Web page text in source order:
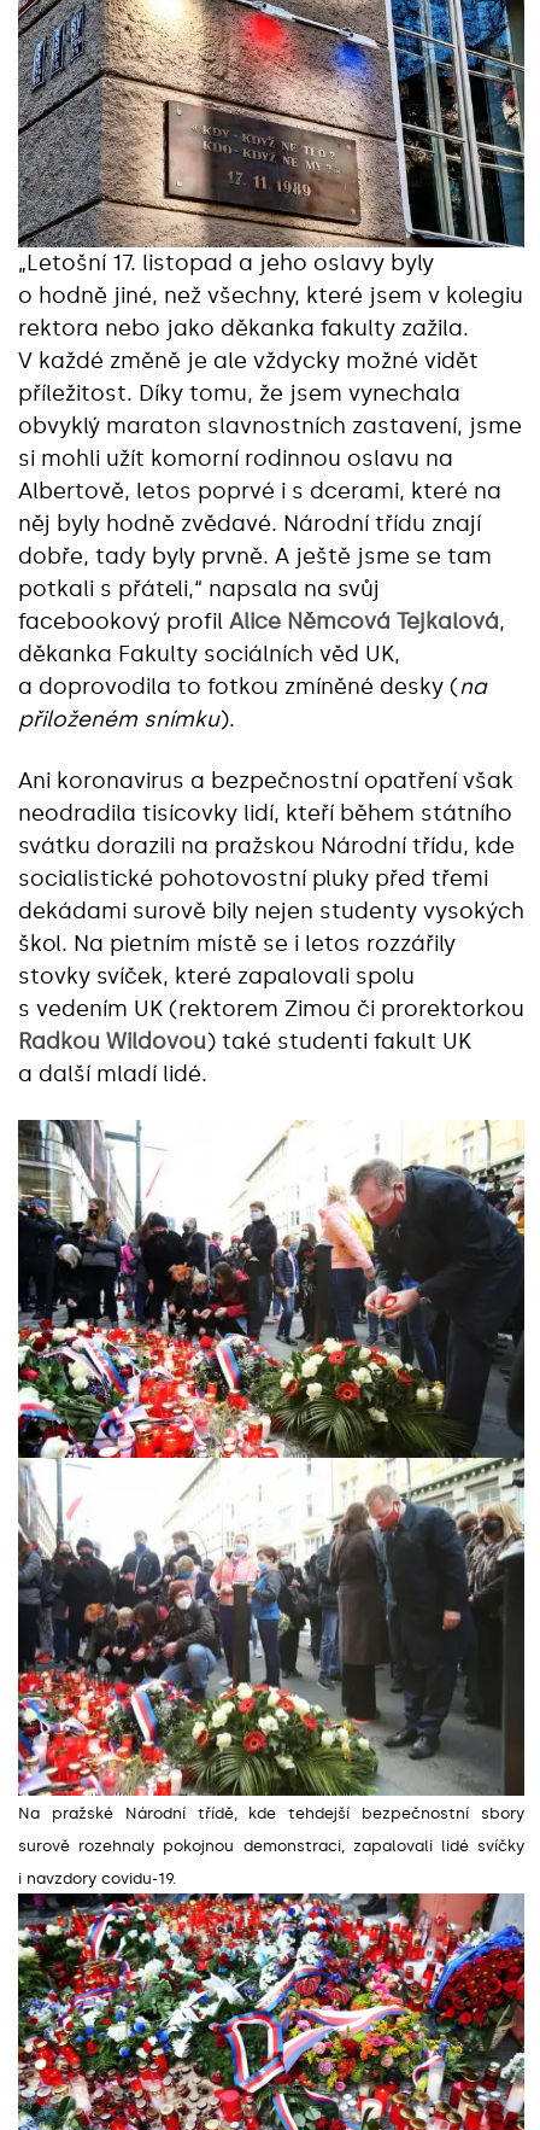
„Letošní 17. listopad a jeho oslavy byly
o hodně jiné, než všechny, které jsem v kolegiu
rektora nebo jako děkanka fakulty zažila.
V každé změně je ale vždycky možné vidět
příležitost. Díky tomu, že jsem vynechala
obvyklý maraton slavnostních zastavení, jsme
si mohli užít komorní rodinnou oslavu na
Albertově, letos poprvé i s dcerami, které na
něj byly hodně zvědavé. Národní třídu znají
dobře, tady byly prvně. A ještě jsme se tam
potkali s přáteli,“ napsala na svůj
facebookový profil Alice Němcová Tejkalová,
děkanka Fakulty sociálních věd UK,
a doprovodila to fotkou zmíněné desky (na
přiloženém snímku).
Ani koronavirus a bezpečnostní opatření však
neodradila tisícovky lidí, kteří během státního
svátku dorazili na pražskou Národní třídu, kde
socialistické pohotovostní pluky před třemi
dekádami surově bily nejen studenty vysokých
škol. Na pietním místě se i letos rozzářily
stovky svíček, které zapalovali spolu
s vedením UK (rektorem Zimou či prorektorkou
Radkou Wildovou) také studenti fakult UK
a další mladí lidé.
Na pražské Národní třídě, kde tehdejší bezpečnostní sbory
surově rozehnaly pokojnou demonstraci, zapalovali lidé svíčky
i navzdory covidu-19.